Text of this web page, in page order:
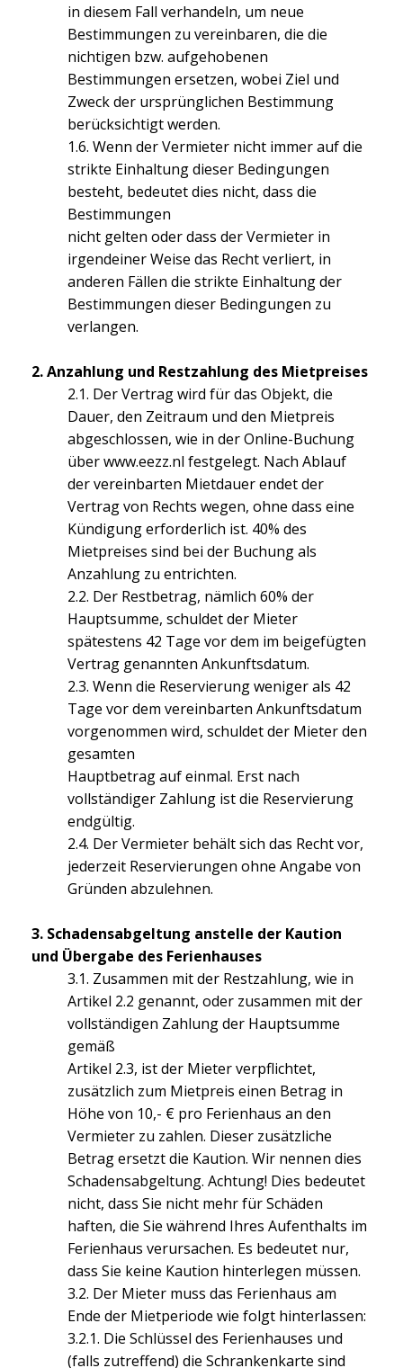
in diesem Fall verhandeln, um neue
Bestimmungen zu vereinbaren, die die
nichtigen bzw. aufgehobenen
Bestimmungen ersetzen, wobei Ziel und
Zweck der ursprünglichen Bestimmung
berücksichtigt werden.
1.6. Wenn der Vermieter nicht immer auf die
strikte Einhaltung dieser Bedingungen
besteht, bedeutet dies nicht, dass die
Bestimmungen
nicht gelten oder dass der Vermieter in
irgendeiner Weise das Recht verliert, in
anderen Fällen die strikte Einhaltung der
Bestimmungen dieser Bedingungen zu
verlangen.
2. Anzahlung und Restzahlung des Mietpreises
2.1. Der Vertrag wird für das Objekt, die
Dauer, den Zeitraum und den Mietpreis
abgeschlossen, wie in der Online-Buchung
überwww.eezz.nl festgelegt. Nach Ablauf
der vereinbarten Mietdauer endet der
Vertrag von Rechts wegen, ohne dass eine
Kündigung erforderlich ist. 40% des
Mietpreises sind bei der Buchung als
Anzahlung zu entrichten.
2.2. Der Restbetrag, nämlich 60% der
Hauptsumme, schuldet der Mieter
spätestens 42 Tage vor dem im beigefügten
Vertrag genannten Ankunftsdatum.
2.3. Wenn die Reservierung weniger als 42
Tage vor dem vereinbarten Ankunftsdatum
vorgenommen wird, schuldet der Mieter den
gesamten
Hauptbetrag auf einmal. Erst nach
vollständiger Zahlung ist die Reservierung
endgültig.
2.4. Der Vermieter behält sich das Recht vor,
jederzeit Reservierungen ohne Angabe von
Gründen abzulehnen.
3. Schadensabgeltung anstelle der Kaution
und Übergabe des Ferienhauses
3.1. Zusammen mit der Restzahlung, wie in
Artikel 2.2 genannt, oder zusammen mit der
vollständigen Zahlung der Hauptsumme
gemäß
Artikel 2.3, ist der Mieter verpflichtet,
zusätzlich zum Mietpreis einen Betrag in
Höhe von 10,- € pro Ferienhaus an den
Vermieter zu zahlen. Dieser zusätzliche
Betrag ersetzt die Kaution. Wir nennen dies
Schadensabgeltung. Achtung! Dies bedeutet
nicht, dass Sie nicht mehr für Schäden
haften, die Sie während Ihres Aufenthalts im
Ferienhaus verursachen. Es bedeutet nur,
dass Sie keine Kaution hinterlegen müssen.
3.2. Der Mieter muss das Ferienhaus am
Ende der Mietperiode wie folgt hinterlassen:
3.2.1. Die Schlüssel des Ferienhauses und
(falls zutreffend) die Schrankenkarte sind